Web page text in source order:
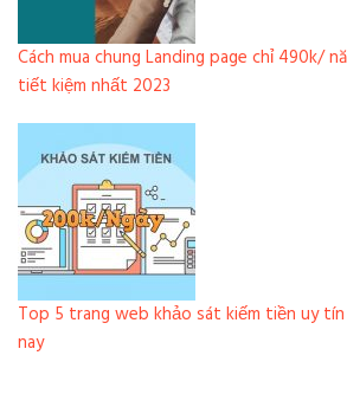
Cách mua chung Landing page chỉ 490k/
tiết kiệm nhất 2023
Top 5 trang web khảo sát kiếm tiền uy
nay